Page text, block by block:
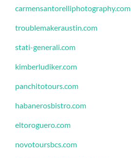
carmensantorelliphotography.com
troublemakeraustin.com
stati-generali.com
kimberludiker.com
panchitotours.com
habanerosbistro.com
eltoroguero.com
novotoursbcs.com